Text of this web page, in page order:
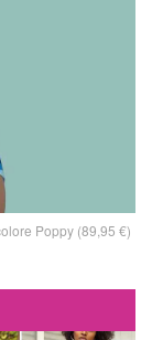
Poppy (89,95 €)